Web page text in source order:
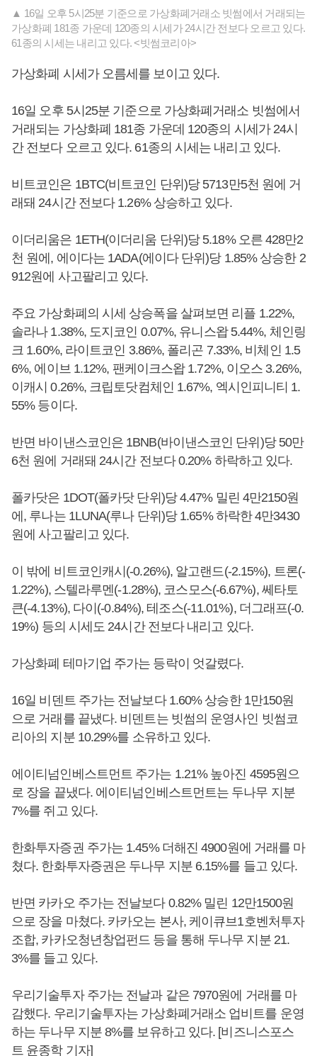
▲ 16일 오후 5시25분 기준으로 가상화폐거래소 빗썸에서 거래되는
가상화폐 181종 가운데 120종의 시세가 24시간 전보다 오르고 있다.
61종의 시세는 내리고 있다. <빗썸코리아>
가상화폐 시세가 오름세를 보이고 있다.
16일 오후 5시25분 기준으로 가상화폐거래소 빗썸에서
거래되는 가상화폐 181종 가운데 120종의 시세가 24시
간 전보다 오르고 있다. 61종의 시세는 내리고 있다.
비트코인은 1BTC(비트코인 단위)당 5713만5천 원에 거
래돼 24시간 전보다 1.26% 상승하고 있다.
이더리움은 1ETH(이더리움 단위)당 5.18% 오른 428만2
천 원에, 에이다는 1ADA(에이다 단위)당 1.85% 상승한 2
912원에 사고팔리고 있다.
주요 가상화폐의 시세 상승폭을 살펴보면 리플 1.22%,
솔라나 1.38%, 도지코인 0.07%, 유니스왑 5.44%, 체인링
크 1.60%, 라이트코인 3.86%, 폴리곤 7.33%, 비체인 1.5
6%, 에이브 1.12%, 팬케이크스왑 1.72%, 이오스 3.26%,
이캐시 0.26%, 크립토닷컴체인 1.67%, 엑시인피니티 1.
55% 등이다.
반면 바이낸스코인은 1BNB(바이낸스코인 단위)당 50만
6천 원에 거래돼 24시간 전보다 0.20% 하락하고 있다.
폴카닷은 1DOT(폴카닷 단위)당 4.47% 밀린 4만2150원
에, 루나는 1LUNA(루나 단위)당 1.65% 하락한 4만3430
원에 사고팔리고 있다.
이 밖에 비트코인캐시(-0.26%), 알고랜드(-2.15%), 트론(-
1.22%), 스텔라루멘(-1.28%), 코스모스(-6.67%), 쎄타토
큰(-4.13%), 다이(-0.84%), 테조스(-11.01%), 더그래프(-0.
19%) 등의 시세도 24시간 전보다 내리고 있다.
가상화폐 테마기업 주가는 등락이 엇갈렸다.
16일 비덴트 주가는 전날보다 1.60% 상승한 1만150원
으로 거래를 끝냈다. 비덴트는 빗썸의 운영사인 빗썸코
리아의 지분 10.29%를 소유하고 있다.
에이티넘인베스트먼트 주가는 1.21% 높아진 4595원으
로 장을 끝냈다. 에이티넘인베스트먼트는 두나무 지분
7%를 쥐고 있다.
한화투자증권 주가는 1.45% 더해진 4900원에 거래를 마
쳤다. 한화투자증권은 두나무 지분 6.15%를 들고 있다.
반면 카카오 주가는 전날보다 0.82% 밀린 12만1500원
으로 장을 마쳤다. 카카오는 본사, 케이큐브1호벤처투자
조합, 카카오청년창업펀드 등을 통해 두나무 지분 21.
3%를 들고 있다.
우리기술투자 주가는 전날과 같은 7970원에 거래를 마
감했다. 우리기술투자는 가상화폐거래소 업비트를 운영
하는 두나무 지분 8%를 보유하고 있다. [비즈니스포스
트 윤종학 기자]